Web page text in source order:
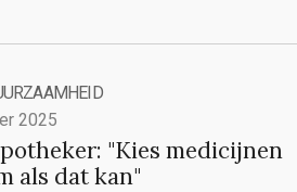
2025
"Kies medicijnen
als dat kan"